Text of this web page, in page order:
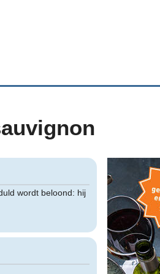
wordt beloond: hij